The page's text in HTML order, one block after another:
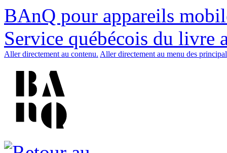
BAnQ pour appareils
Service québécois du livre
Aller directement au contenu. Aller directement au menu des